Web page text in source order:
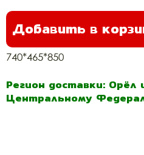
Добавить в
740*465*850
Регион доставки: Орёл
Центральному